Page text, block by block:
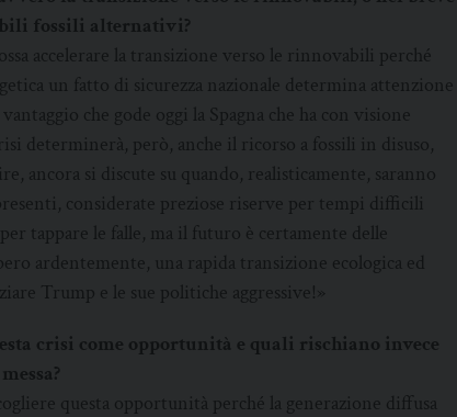
fossili alternativi?
accelerare la transizione verso le rinnovabili perché
un fatto di sicurezza nazionale determina attenzione
che gode oggi la Spagna che ha con visione
determinerà, però, anche il ricorso a fossili in disuso,
ancora si discute su quando, realisticamente, saranno
considerate preziose riserve per tempi difficili
tappare le falle, ma il futuro è certamente delle
ardentemente, una rapida transizione ecologica ed
Trump e le sue politiche aggressive!»
crisi come opportunità e quali rischiano invece
questa opportunità perché la generazione diffusa